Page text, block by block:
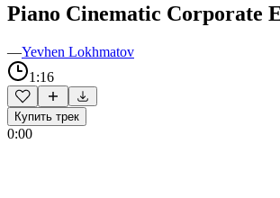
Piano Cinematic Corporate
—Yevhen Lokhmatov
1:16
Купить трек
0:00